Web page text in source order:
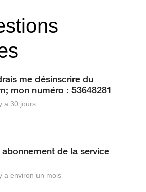
me désinscrire du
mon numéro : 53648281
a 30 jours
de la service
a environ un mois